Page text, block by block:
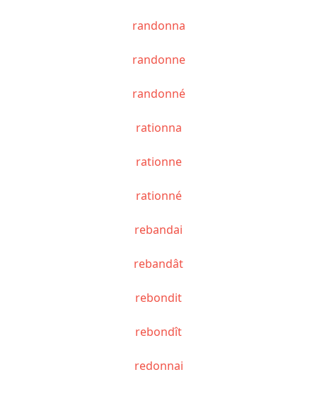
randonna
randonne
randonné
rationna
rationne
rationné
rebandai
rebandât
rebondit
rebondît
redonnai